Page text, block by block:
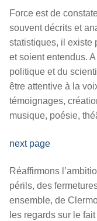
Force est de
souvent décrits et
statistiques, il existe
et soient entendus.
politique et du
être attentive à la
témoignages,
musique, poésie,
next page
Réaffirmons
périls, des
ensemble, de
les regards sur le